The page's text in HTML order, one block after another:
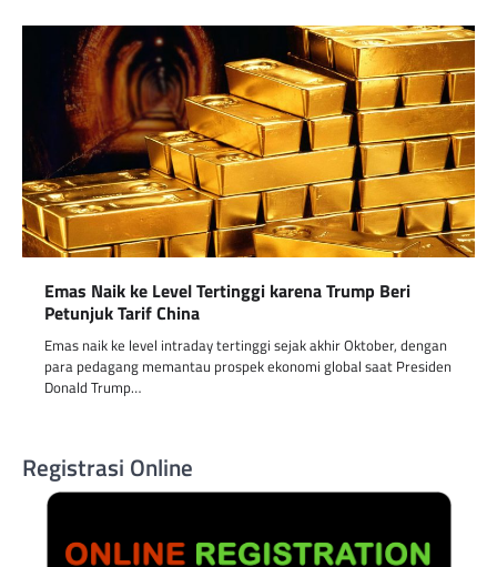
Emas Naik ke Level Tertinggi karena Trump Beri
Petunjuk Tarif China
Emas naik ke level intraday tertinggi sejak akhir Oktober, dengan
para pedagang memantau prospek ekonomi global saat Presiden
Donald Trump…
Registrasi Online